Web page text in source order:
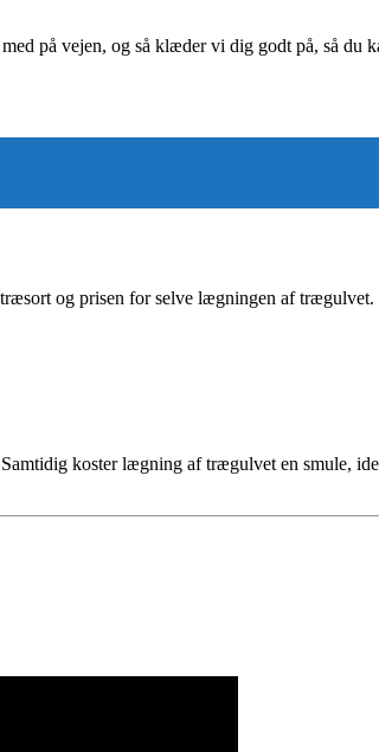
på vejen, og så klæder vi dig godt på, så du
og prisen for selve lægningen af
koster lægning af trægulvet en smule,